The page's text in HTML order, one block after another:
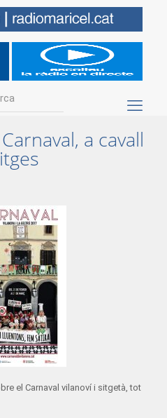
a cavall
el Carnaval vilanoví i sitgetà, tot